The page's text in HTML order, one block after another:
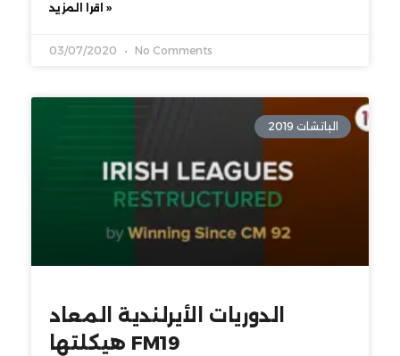
اقرا المزيد »
03/07/2020 No Comments
الباتشات 2019
الدوريات الأيرلندية المعاد
هيكلتها FM19